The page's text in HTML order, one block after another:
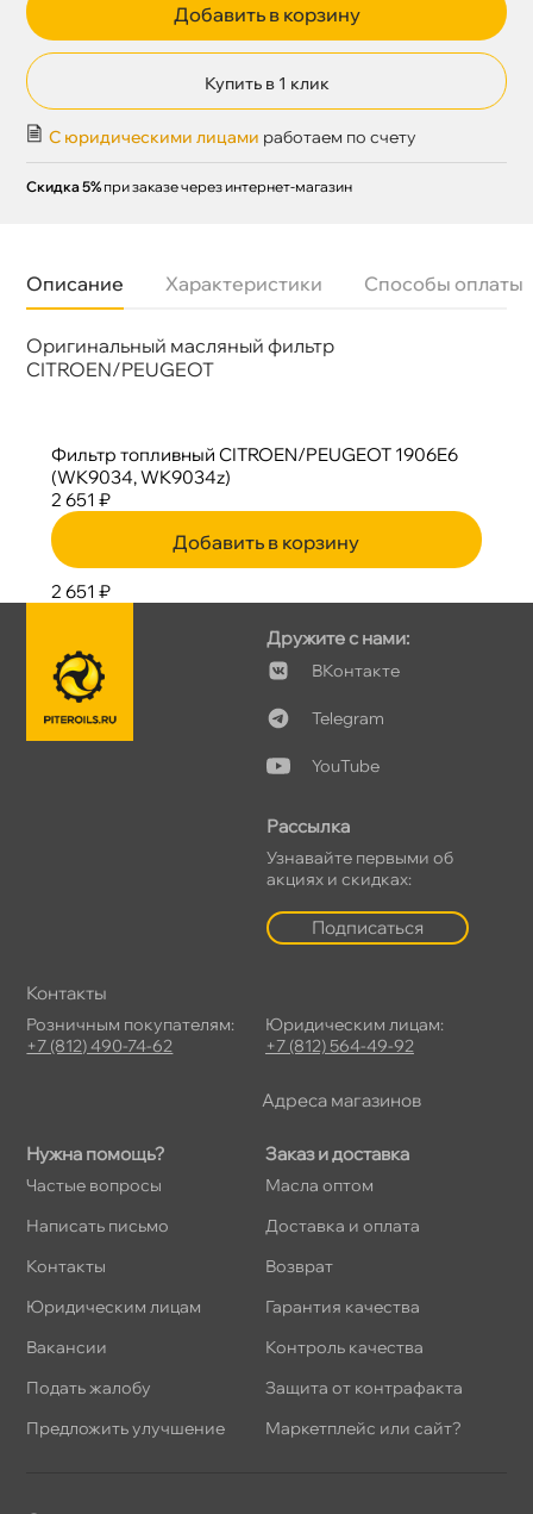
Добавить в корзину
Купить в 1 клик
С юридическими лицами работаем по счету
Скидка 5% при заказе через интернет-магазин
Описание Характеристики Способы оплаты
Оригинальный масляный фильтр
CITROEN/PEUGEOT
Бренд
Peugeot-Citroen
Артикул
1906 E6
Фильтр топливный CITROEN/PEUGEOT 1906E6
(WK9034, WK9034z)
2 651 ₽
Добавить в корзину
2 651 ₽
Нужна помощь?
Частые вопросы
Написать письмо
Контакты
Юридическим лицам
акансии
Подать жалобу
Предложить улучшение
Заказ и доставка
Масла оптом
Доставка и оплата
озврат
Гарантия качества
Контроль качества
Защита от контрафакта
Маркетплейс или сайт?
Дружите с нами:
Контакте
Telegram
YouTube
Рассылка
Узнавайте первыми о
акциях и скидках:
Подписаться
Контакты
Розничным покупателям:
+7 (812) 490-74-62
Юридическим лицам:
+7 (812) 564-49-92
Адреса магазино